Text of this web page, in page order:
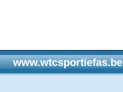
www.wtcsportiefas.be